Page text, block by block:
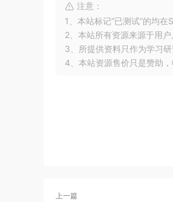
注意：
1、本站标记“已测试”的均
2、本站所有资源来源于用
3、所提供资料只作为学习
4、本站资源售价只是赞助
上一篇